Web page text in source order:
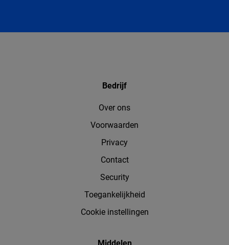
Bedrijf
Over ons
Voorwaarden
Privacy
Contact
Security
Toegankelijkheid
Cookie instellingen